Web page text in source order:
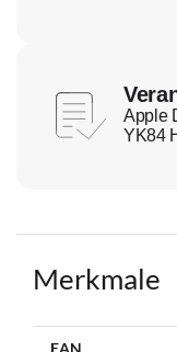
Apple
YK84
Merkmale
EAN